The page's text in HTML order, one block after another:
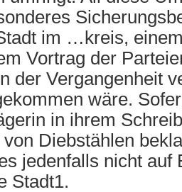
im …kreis,
Vortrag der
der Vergangenheit
wäre.
in ihrem
Diebstählen
jedenfalls nicht auf
Stadt1.